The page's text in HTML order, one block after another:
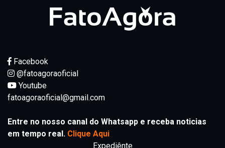
Facebook
@fatoagoraoficial
Youtube
fatoagoraoficial@gmail.com
Entre no nosso canal do Whatsapp e receba noticias
em tempo real. Clique Aqui
Expediênte